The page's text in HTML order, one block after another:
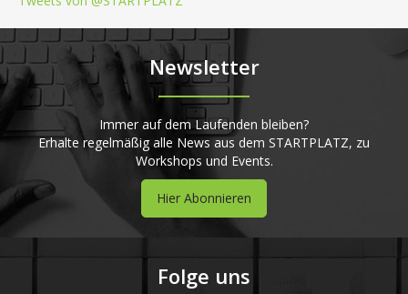
Newsletter
Immer auf dem Laufenden bleiben?
Erhalte regelmäßig alle News aus dem STARTPLATZ, zu
Workshops und Events.
Hier Abonnieren
Folge uns